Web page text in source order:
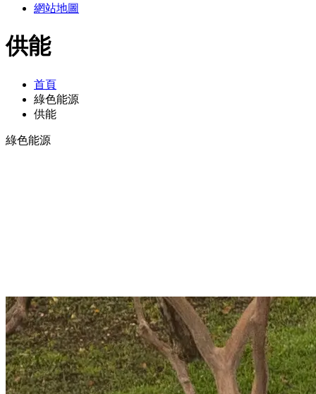
網站地圖
供能
首頁
綠色能源
供能
綠色能源